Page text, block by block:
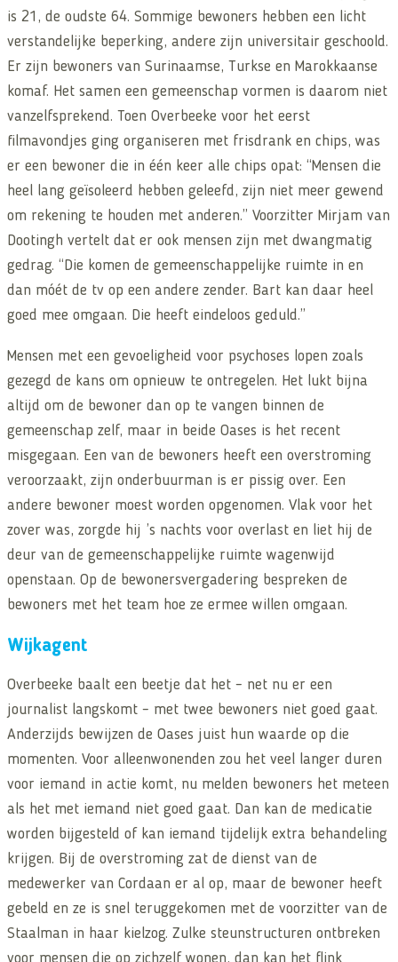
is 21, de oudste 64. Sommige bewoners hebben een licht
verstandelijke beperking, andere zijn universitair geschoold.
Er zijn bewoners van Surinaamse, Turkse en Marokkaanse
komaf. Het samen een gemeenschap vormen is daarom niet
vanzelfsprekend. Toen Overbeeke voor het eerst
filmavondjes ging organiseren met frisdrank en chips, was
er een bewoner die in één keer alle chips opat: “Mensen die
heel lang geïsoleerd hebben geleefd, zijn niet meer gewend
om rekening te houden met anderen.” Voorzitter Mirjam van
Dootingh vertelt dat er ook mensen zijn met dwangmatig
gedrag. “Die komen de gemeenschappelijke ruimte in en
dan móét de tv op een andere zender. Bart kan daar heel
goed mee omgaan. Die heeft eindeloos geduld.”
Mensen met een gevoeligheid voor psychoses lopen zoals
gezegd de kans om opnieuw te ontregelen. Het lukt bijna
altijd om de bewoner dan op te vangen binnen de
gemeenschap zelf, maar in beide Oases is het recent
misgegaan. Een van de bewoners heeft een overstroming
veroorzaakt, zijn onderbuurman is er pissig over. Een
andere bewoner moest worden opgenomen. Vlak voor het
zover was, zorgde hij ’s nachts voor overlast en liet hij de
deur van de gemeenschappelijke ruimte wagenwijd
openstaan. Op de bewonersvergadering bespreken de
bewoners met het team hoe ze ermee willen omgaan.
Wijkagent
Overbeeke baalt een beetje dat het – net nu er een
journalist langskomt – met twee bewoners niet goed gaat.
Anderzijds bewijzen de Oases juist hun waarde op die
momenten. Voor alleenwonenden zou het veel langer duren
voor iemand in actie komt, nu melden bewoners het meteen
als het met iemand niet goed gaat. Dan kan de medicatie
worden bijgesteld of kan iemand tijdelijk extra behandeling
krijgen. Bij de overstroming zat de dienst van de
medewerker van Cordaan er al op, maar de bewoner heeft
gebeld en ze is snel teruggekomen met de voorzitter van de
Staalman in haar kielzog. Zulke steunstructuren ontbreken
voor mensen die op zichzelf wonen, dan kan het flink